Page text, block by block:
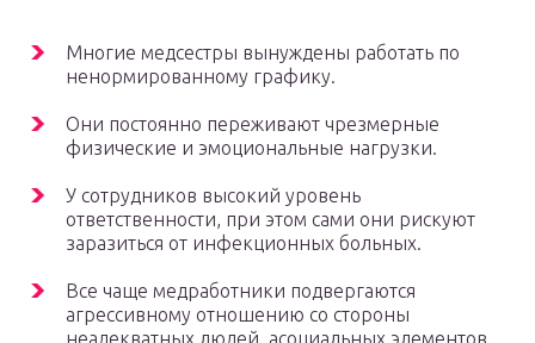
Многие медсестры вынуждены работать по
ненормированному графику.
Они постоянно переживают чрезмерные
физические и эмоциональные нагрузки.
У сотрудников высокий уровень
ответственности, при этом сами они рискуют
заразиться от инфекционных больных.
Все чаще медработники подвергаются
агрессивному отношению со стороны
неадекватных людей, асоциальных элементов.